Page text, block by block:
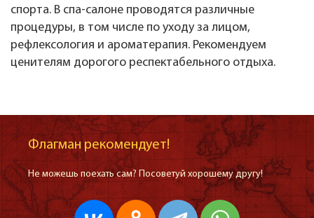
спорта. В спа-салоне проводятся различные
процедуры, в том числе по уходу за лицом,
рефлексология и ароматерапия. Рекомендуем
ценителям дорогого респектабельного отдыха.
Флагман рекомендует!
Не можешь поехать сам? Посоветуй хорошему другу!